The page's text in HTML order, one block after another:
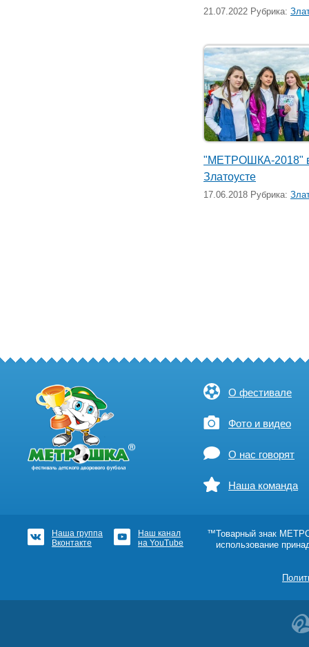
21.07.2022 Рубрика:
"МЕТРОШКА-2018"
Златоусте
17.06.2018 Рубрика:
О фестивале
Фото и видео
О нас говорят
Наша команда
Наша группа
Вконтакте
Наш канал
на YouTube
™Товарный знак
использование